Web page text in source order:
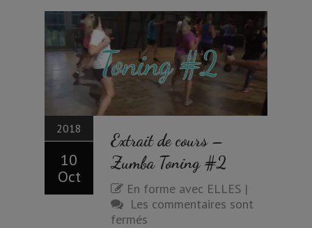
2018
10
Oct
Extrait de cours –
Zumba Toning #2
En forme avec ELLES |
Les commentaires sont
fermés